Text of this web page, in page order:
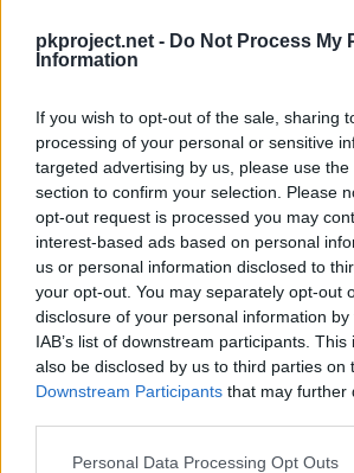
pkproject.net - Do Not Process My
Information
If you wish to opt-out of the sale, sharing
processing of your personal or sensitive
targeted advertising by us, please use
section to confirm your selection. Please
opt-out request is processed you may
interest-based ads based on personal
us or personal information disclosed to
your opt-out. You may separately opt-out
disclosure of your personal information
IAB’s list of downstream participants.
also be disclosed by us to third parties on
Downstream Participants that may further
Personal Data Processing Opt Outs
Temporada 1
Episodio 8
Cache: on | Queries: 1 | Generation time: